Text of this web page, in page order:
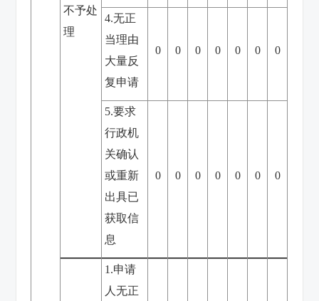
不予处
理
4.无正
当理由
大量反
复申请
0 0 0 0 0 0 0
5.要求
行政机
关确认
或重新
出具已
获取信
息
0 0 0 0 0 0 0
1.申请
人无正